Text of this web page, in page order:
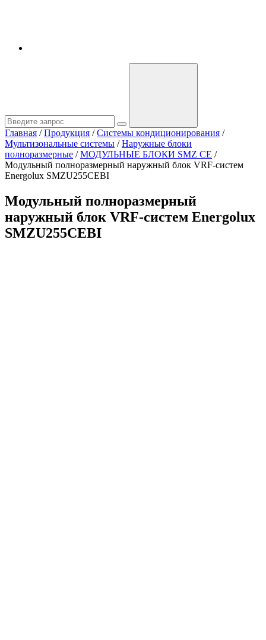
Главная / Продукция / Системы кондиционирования /
Мультизональные системы / Наружные блоки
полноразмерные / МОДУЛЬНЫЕ БЛОКИ SMZ CE /
Модульный полноразмерный наружный блок VRF-систем
Energolux SMZU255CEBI
Модульный полноразмерный
наружный блок VRF-систем Energolux
SMZU255CEBI